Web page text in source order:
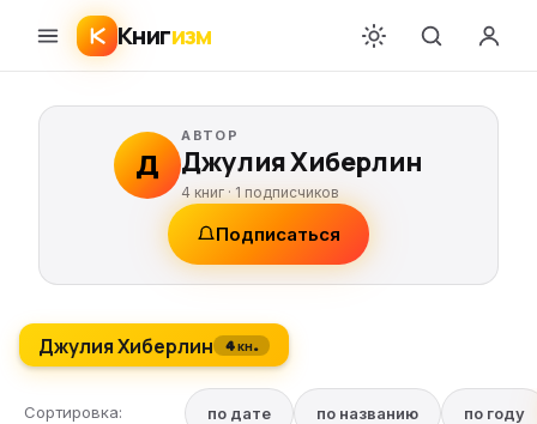
Книгизм
Д
АВТОР
Джулия Хиберлин
4 книг · 1 подписчиков
Подписаться
Джулия Хиберлин 4 кн.
Сортировка: по дате по названию по году